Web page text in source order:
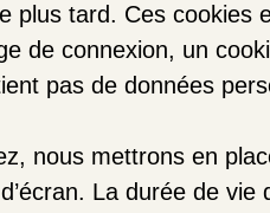
plus tard. Ces cookies
de connexion, un
pas de données
nous mettrons en
La durée de vie